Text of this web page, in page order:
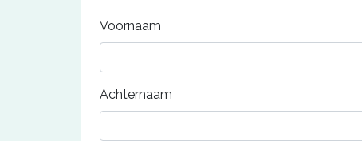
Voornaam
Achternaam